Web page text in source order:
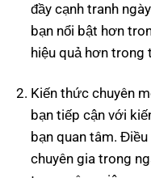
đầy cạnh tranh
bạn nổi bật hơn
hiệu quả hơn trong
Kiến thức chuyên
bạn tiếp cận với
bạn quan tâm.
chuyên gia trong